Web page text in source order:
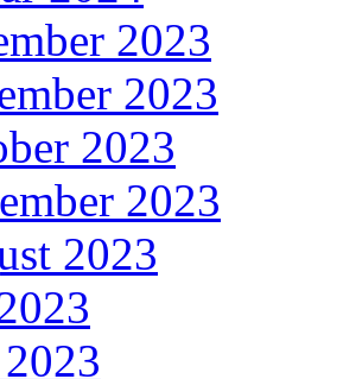
2023
2023
2023
2023
2023